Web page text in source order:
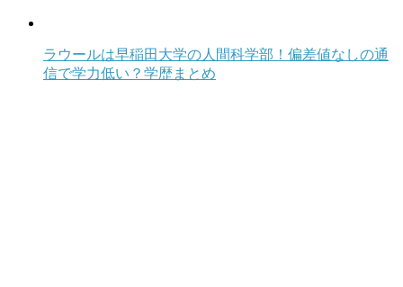
ラウールは早稲田大学の人間科学部！偏差値なしの通
信で学力低い？学歴まとめ